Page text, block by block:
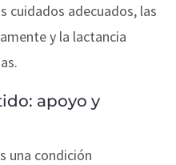
cuidados adecuados, las
y la lactancia
apoyo y
una condición